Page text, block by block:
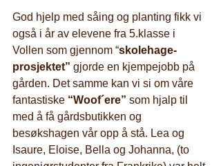
God hjelp med såing og planting fikk vi
også i år av elevene fra 5.klasse i
Vollen som gjennom “skolehage-
prosjektet” gjorde en kjempejobb på
gården. Det samme kan vi si om våre
fantastiske “Woof´ere” som hjalp til
med å få gårdsbutikken og
besøkshagen vår opp å stå. Lea og
Isaure, Eloise, Bella og Johanna, (to